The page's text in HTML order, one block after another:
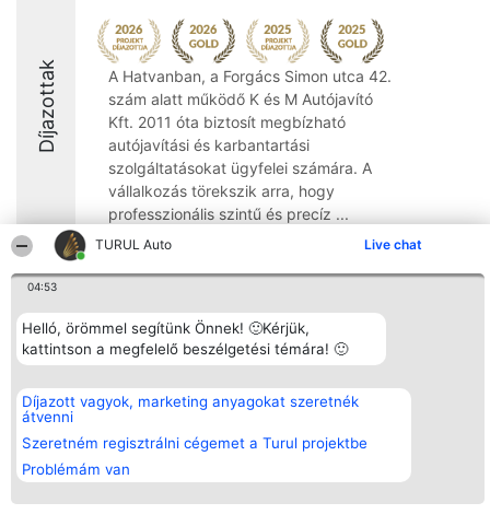
TURUL Auto Live chat
04:53
Helló, örömmel segítünk Önnek! 🙂Kérjük,
kattintson a megfelelő beszélgetési témára! 🙂
Díjazott vagyok, marketing anyagokat szeretnék
átvenni
Szeretném regisztrálni cégemet a Turul projektbe
Problémám van
Díjazottak
A Hatvanban, a Forgács Simon utca 42.
szám alatt működő K és M Autójavító
Kft. 2011 óta biztosít megbízható
autójavítási és karbantartási
szolgáltatásokat ügyfelei számára. A
vállalkozás törekszik arra, hogy
professzionális szintű és precíz ...
10
Rangsorszervező
SC Beautiful Company S.R.L.
Bulevardul Aleea Timișul De
4, Ap. 13
Bukarest 53-238
tel: +363 033 425 71
Népszavazás
Nyertesek
Az összes
listája
Szabályok
Polityka
Elérhetőség